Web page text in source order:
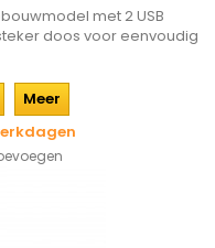
met 2 USB
doos voor eenvoudig
geschikt voor 12 en 24
Meer